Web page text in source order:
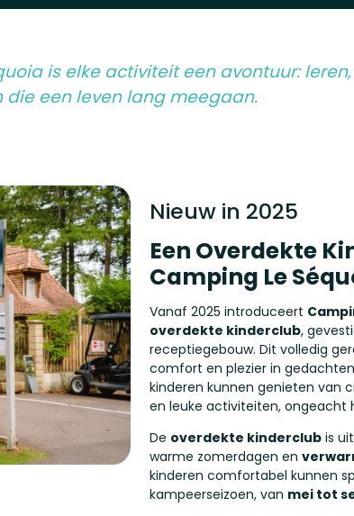
is elke activiteit een avontuur:
die een leven lang meegaan.
Nieuw in 2025
Een Overdekte
Camping Le
Vanaf 2025 introduceert
overdekte kinderclub,
receptiegebouw. Dit volledig
comfort en plezier in
kinderen kunnen genieten van
en leuke activiteiten, ongeacht
De overdekte kinderclub is
warme zomerdagen en
kinderen comfortabel kunnen
kampeerseizoen, van mei tot